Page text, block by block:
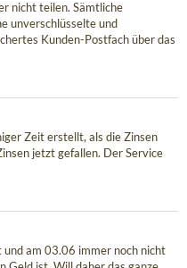
nicht teilen. Sämtliche
unverschlüsselte und
Kunden-Postfach über das
Zeit erstellt, als die Zinsen
jetzt gefallen. Der Service
am 03.06 immer noch nicht